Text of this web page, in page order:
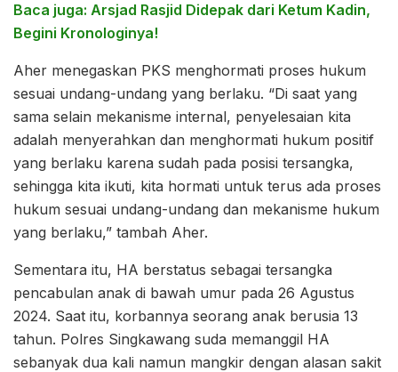
Baca juga: Arsjad Rasjid Didepak dari Ketum Kadin,
Begini Kronologinya!
Aher menegaskan PKS menghormati proses hukum
sesuai undang-undang yang berlaku. “Di saat yang
sama selain mekanisme internal, penyelesaian kita
adalah menyerahkan dan menghormati hukum positif
yang berlaku karena sudah pada posisi tersangka,
sehingga kita ikuti, kita hormati untuk terus ada proses
hukum sesuai undang-undang dan mekanisme hukum
yang berlaku,” tambah Aher.
Sementara itu, HA berstatus sebagai tersangka
pencabulan anak di bawah umur pada 26 Agustus
2024. Saat itu, korbannya seorang anak berusia 13
tahun. Polres Singkawang suda memanggil HA
sebanyak dua kali namun mangkir dengan alasan sakit